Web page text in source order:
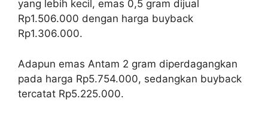
yang lebih kecil, emas 0,5 gram dijual
Rp1.506.000 dengan harga buyback
Rp1.306.000.
Adapun emas Antam 2 gram diperdagangkan
pada harga Rp5.754.000, sedangkan buyback
tercatat Rp5.225.000.